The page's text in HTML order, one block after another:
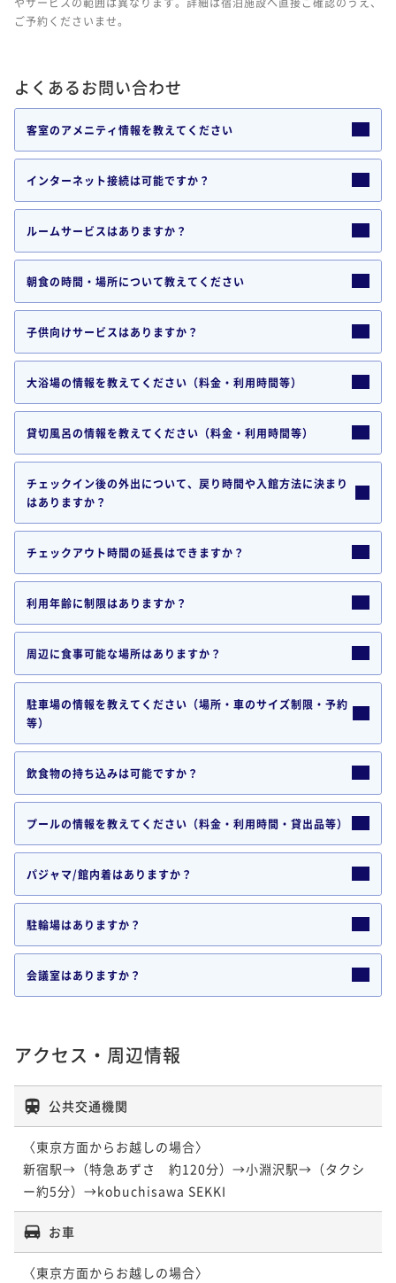
ご予約くださいませ。
よくあるお問い合わせ
客室のアメニティ情報を教えてください
インターネット接続は可能ですか？
ルームサービスはありますか？
朝食の時間・場所について教えてください
子供向けサービスはありますか？
大浴場の情報を教えてください（料金・利用時間等）
貸切風呂の情報を教えてください（料金・利用時間等）
チェックイン後の外出について、戻り時間や入館方法に決まり
はありますか？
チェックアウト時間の延長はできますか？
利用年齢に制限はありますか？
周辺に食事可能な場所はありますか？
駐車場の情報を教えてください（場所・車のサイズ制限・予約
等）
飲食物の持ち込みは可能ですか？
プールの情報を教えてください（料金・利用時間・貸出品等）
パジャマ/館内着はありますか？
駐輪場はありますか？
会議室はありますか？
アクセス・周辺情報
公共交通機関
〈東京方面からお越しの場合〉
新宿駅→（特急あずさ　約120分）→小淵沢駅→（タクシ
ー約5分）→kobuchisawa SEKKI
お車
〈東京方面からお越しの場合〉